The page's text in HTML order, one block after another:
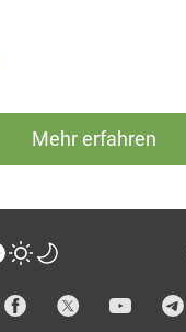
Mehr erfahren